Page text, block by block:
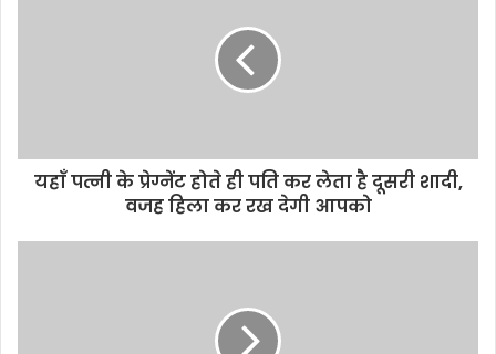
यहाँ पत्नी के प्रेग्नेंट होते ही पति कर लेता है दूसरी शादी,
वजह हिला कर रख देगी आपको